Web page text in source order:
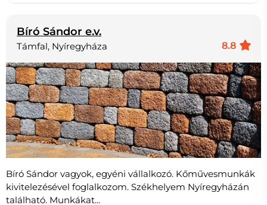
Bíró Sándor e.v.
8.8
Támfal, Nyíregyháza
Bíró Sándor vagyok, egyéni vállalkozó. Kőművesmunkák
kivitelezésével foglalkozom. Székhelyem Nyíregyházán
található. Munkákat...